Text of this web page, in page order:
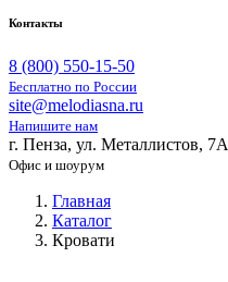
Контакты
8 (800) 550-15-50
Бесплатно по России
site@melodiasna.ru
Напишите нам
г. Пенза, ул. Металлистов, 7А
Офис и шоурум
Главная
Каталог
Кровати